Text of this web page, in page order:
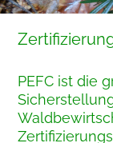
PEFC ist die